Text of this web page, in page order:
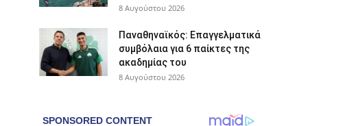
8 Αυγούστου 2026
Παναθηναϊκός: Επαγγελματικά
συμβόλαια για 6 παίκτες της
ακαδημίας του
8 Αυγούστου 2026